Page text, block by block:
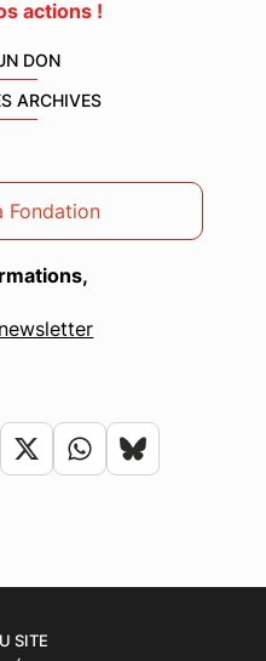
actions !
DON
ARCHIVES
Fondation
(ouverture
fenêtre)
Lien
compte
Twitter
Lien
compte
Lien
compte
SITE